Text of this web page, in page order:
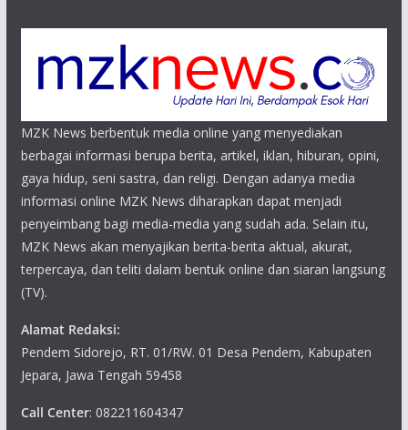
MZK News berbentuk media online yang menyediakan
berbagai informasi berupa berita, artikel, iklan, hiburan, opini,
gaya hidup, seni sastra, dan religi. Dengan adanya media
informasi online MZK News diharapkan dapat menjadi
penyeimbang bagi media-media yang sudah ada. Selain itu,
MZK News akan menyajikan berita-berita aktual, akurat,
terpercaya, dan teliti dalam bentuk online dan siaran langsung
(TV).
Alamat Redaksi:
Pendem Sidorejo, RT. 01/RW. 01 Desa Pendem, Kabupaten
Jepara, Jawa Tengah 59458
Call Center: 082211604347